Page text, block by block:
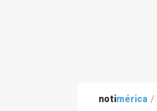
notimérica /